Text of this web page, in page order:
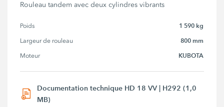
Rouleau tandem avec deux cylindres vibrants
Poids 1 590 kg
Largeur de rouleau 800 mm
Moteur KUBOTA
Documentation technique HD 18 VV | H292 (1,0
MB)